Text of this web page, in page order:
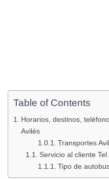
Table of Contents
Horarios, destinos,
Avilés
Transportes
Servicio al cliente Tel.
Tipo de